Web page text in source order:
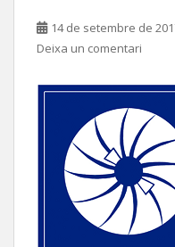
14 de setembre de
Deixa un comentari